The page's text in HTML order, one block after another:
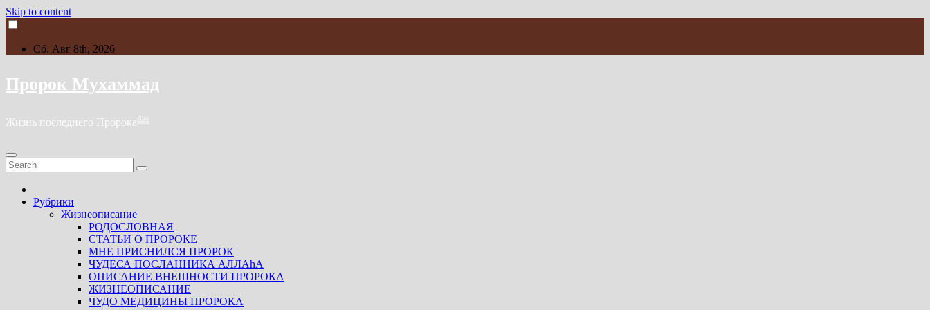
Skip to content
Сб. Авг 8th, 2026
Пророк Мухаммад
Жизнь последнего Пророкаﷺ
Рубрики
Жизнеописание
РОДОСЛОВНАЯ
СТАТЬИ О ПРОРОКЕ
МНЕ ПРИСНИЛСЯ ПРОРОК
ЧУДЕСА ПОСЛАННИКА АЛЛАhА
ОПИСАНИЕ ВНЕШНОСТИ ПРОРОКА
ЖИЗНЕОПИСАНИЕ
ЧУДО МЕДИЦИНЫ ПРОРОКА